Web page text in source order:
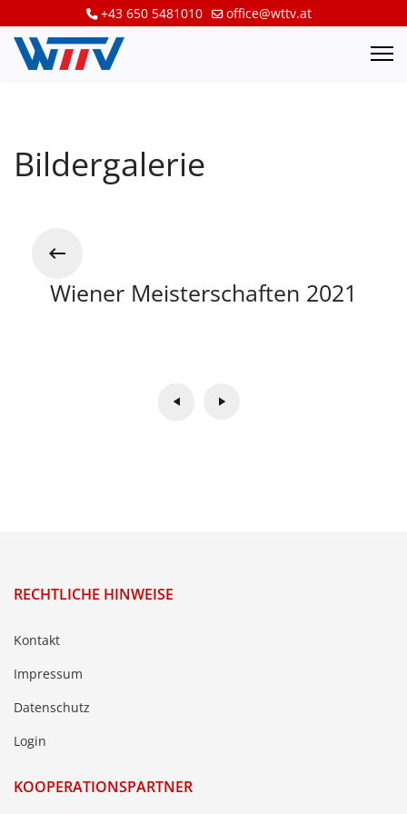
+43 650 5481010 office@wttv.at
Bildergalerie
Wiener Meisterschaften 2021
RECHTLICHE HINWEISE
Kontakt
Impressum
Datenschutz
Login
KOOPERATIONSPARTNER